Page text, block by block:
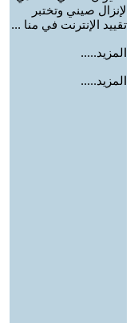
لإنزال صيني وتختبر
تقييد الإنترنت في منا ...
المزيد.....
المزيد.....